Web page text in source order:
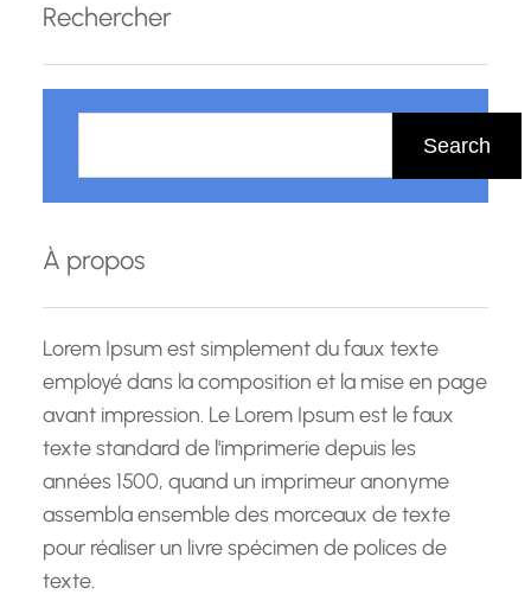
Grâce à Mon Compte CPF, chaque individu
peut…
Rechercher
h
r
c
h
Search
À propos
Lorem Ipsum est simplement du faux texte
employé dans la composition et la mise en page
avant impression. Le Lorem Ipsum est le faux
texte standard de l'imprimerie depuis les
années 1500, quand un imprimeur anonyme
assembla ensemble des morceaux de texte
pour réaliser un livre spécimen de polices de
texte.